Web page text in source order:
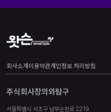
회사소개이용약관개인정보 처리방침
주식회사창의와탐구
서울특별시 서초구 남부순환로 2219